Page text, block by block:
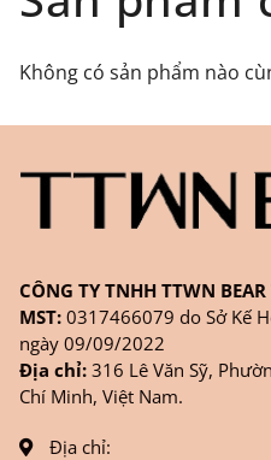
hàng ONLINE
FANPAGE/ZALO/
Thời gian nhận
TPHCM, sản phẩm
ngày sau khi đặt.
Không có sản phẩm nào
CÔNG TY TNHH TTWN
MST: 0317466079 do Sở Kế
ngày 09/09/2022
Địa chỉ: 316 Lê Văn Sỹ,
Chí Minh, Việt Nam.
Địa chỉ: